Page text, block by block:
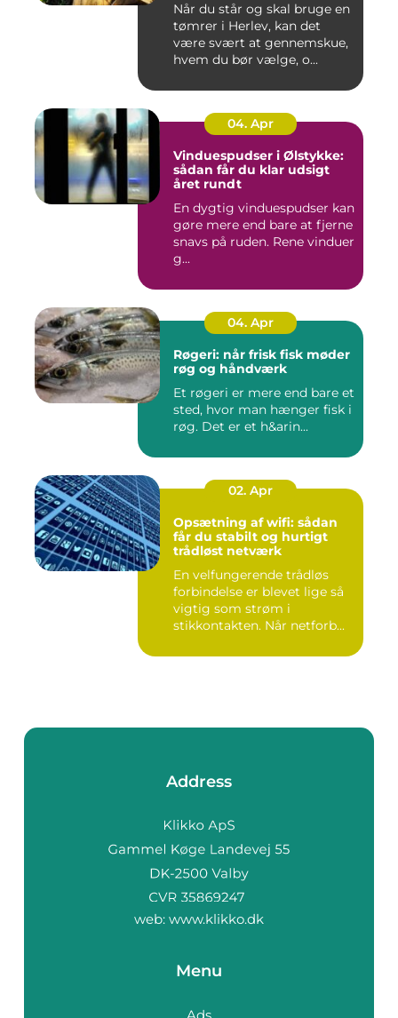
Når du står og skal bruge en
tømrer i Herlev, kan det
være svært at gennemskue,
hvem du bør vælge, o...
04. Apr
Vinduespudser i Ølstykke:
sådan får du klar udsigt
året rundt
En dygtig vinduespudser kan
gøre mere end bare at fjerne
snavs på ruden. Rene vinduer
g...
04. Apr
Røgeri: når frisk fisk møder
røg og håndværk
Et røgeri er mere end bare et
sted, hvor man hænger fisk i
røg. Det er et h&arin...
02. Apr
Opsætning af wifi: sådan
får du stabilt og hurtigt
trådløst netværk
En velfungerende trådløs
forbindelse er blevet lige så
vigtig som strøm i
stikkontakten. Når netforb...
Address
web: www.klikko.dk
Menu
Ads